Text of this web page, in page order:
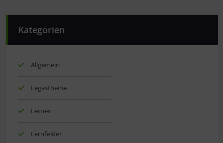
Kategorien
Allgemein
Legasthenie
Lernen
Lernfelder